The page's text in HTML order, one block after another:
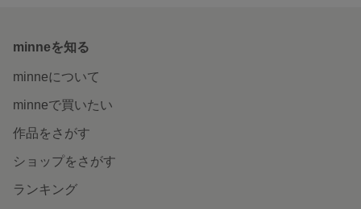
minneを知る
minneについて
minneで買いたい
作品をさがす
ショップをさがす
ランキング